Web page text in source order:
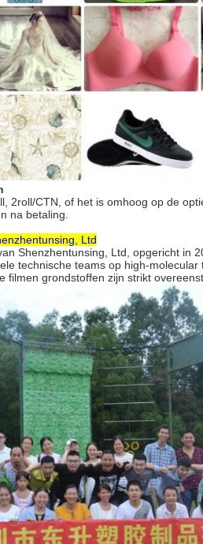
2roll/CTN, of het is omhoog op de
na betaling.
Ltd
Shenzhentunsing, Ltd, opgericht in
technische teams op high-
filmen grondstoffen zijn strikt